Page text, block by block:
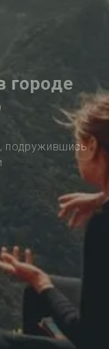
городе
подружившись